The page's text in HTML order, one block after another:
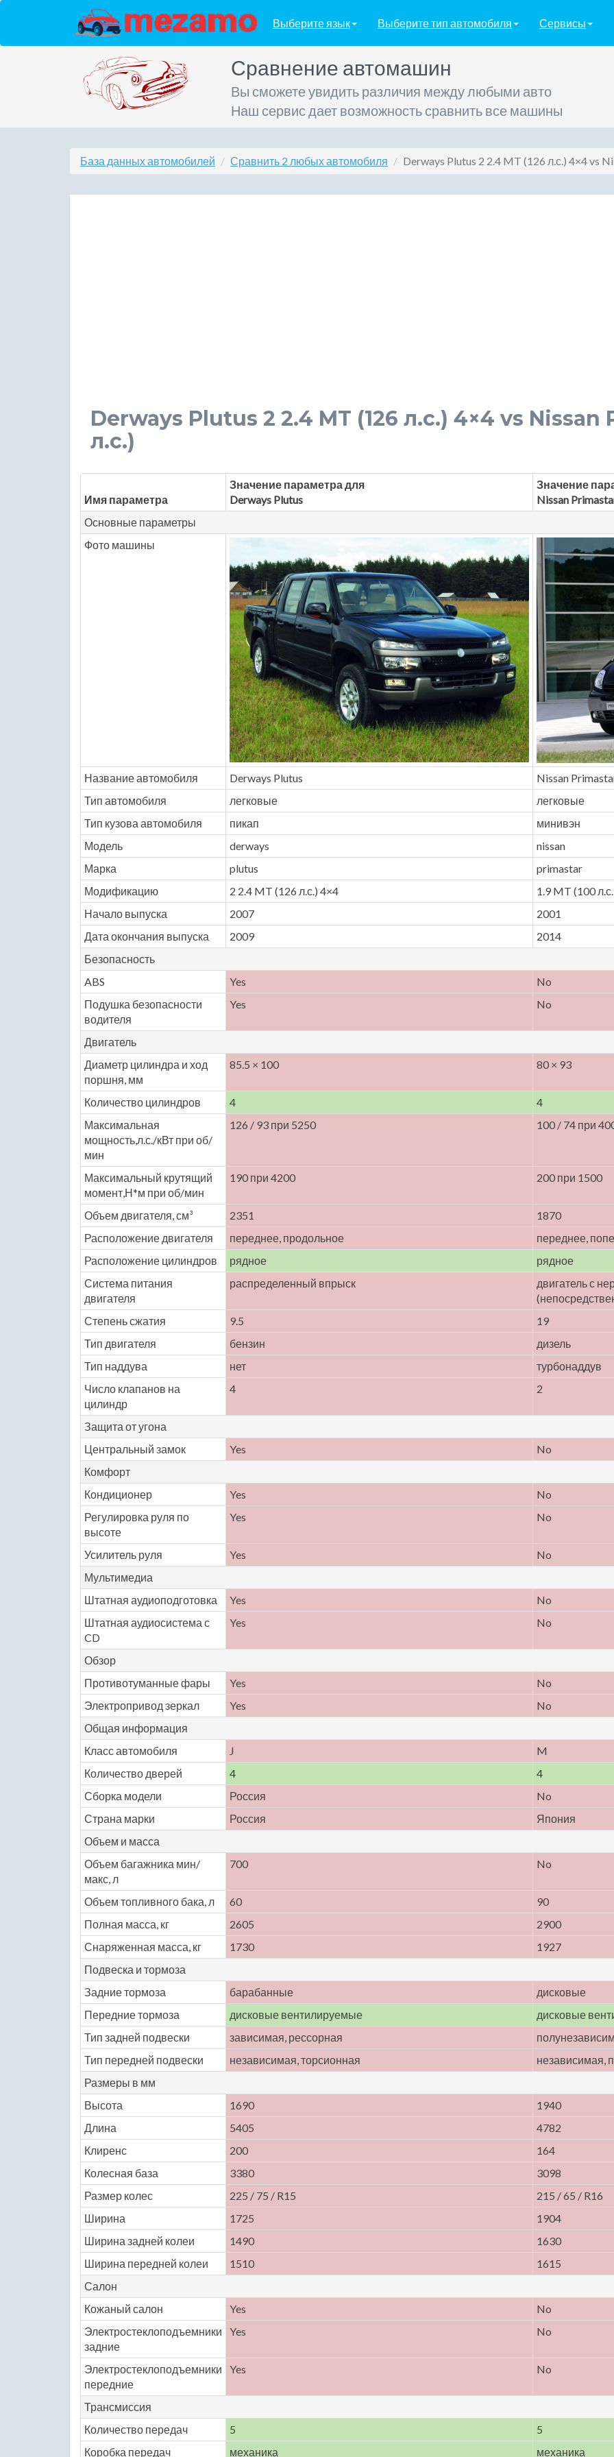
Выберите язык Выберите тип автомобиля Сервисы
Сравнение автомашин
Вы сможете увидить различия между любыми авто
Наш сервис дает возможность сравнить все машины
База данных автомобилей Сравнить 2 любых автомобиля Derways Plutus 2 2.4 MT (126 л.с.) 4×4 vs
Derways Plutus 2 2.4 MT (126 л.с.) 4×4 vs Nissan
л.с.)
Имя параметра
Значение параметра для
Derways Plutus
Значение
Nissan
Основные параметры
Фото машины
Название автомобиля Derways Plutus
Nissan
Тип автомобиля
легковые
легковые
Тип кузова автомобиля
пикап
минивэн
Модель
derways
nissan
Марка
plutus
primastar
Модификацию
2 2.4 MT (126 л.с.) 4×4
1.9 MT (100
Начало выпуска
2007
2001
Дата окончания выпуска
2009
2014
Безопасность
ABS
Yes
No
Подушка безопасности
водителя
Yes No
Двигатель
Диаметр цилиндра и ход
поршня, мм
85.5 × 100 80 × 93
Количество цилиндров 4
4
Максимальная
мощность,л.с./кВт при об/
мин
126 / 93 при 5250 100 / 74 при
Максимальный крутящий
момент,Н*м при об/мин
190 при 4200 200 при 1500
Объем двигателя, см³ 2351
1870
Расположение двигателя
переднее, продольное
переднее,
Расположение цилиндров
рядное
рядное
Система питания
двигателя
распределенный впрыск
двигатель с
Степень сжатия
9.5
19
Тип двигателя
бензин
дизель
Тип наддува
нет
турбонаддув
Число клапанов на
цилиндр
4 2
Защита от угона
Центральный замок
Yes
No
Комфорт
Кондиционер
Yes
No
Регулировка руля по
высоте
Yes No
Усилитель руля Yes
No
Мультимедиа
Штатная аудиоподготовка
Yes
No
Штатная аудиосистема с
CD
Yes No
Обзор
Противотуманные фары
Yes
No
Электропривод зеркал
Yes
No
Общая информация
Класс автомобиля
J
M
Количество дверей
4
4
Сборка модели
Россия
No
Страна марки
Россия
Япония
Объем и масса
Объем багажника мин/
макс, л
700 No
Объем топливного бака, л 60
90
Полная масса, кг
2605
2900
Снаряженная масса, кг
1730
1927
Подвеска и тормоза
Задние тормоза
барабанные
дисковые
Передние тормоза
дисковые вентилируемые
дисковые
Тип задней подвески
зависимая, рессорная
Тип передней подвески
независимая, торсионная
независимая,
Размеры в мм
Высота
1690
1940
Длина
5405
4782
Клиренс
200
164
Колесная база
3380
3098
Размер колес
225 / 75 / R15
215 / 65 / R16
Ширина
1725
1904
Ширина задней колеи
1490
1630
Ширина передней колеи
1510
1615
Салон
Кожаный салон
Yes
No
Электростеклоподъемники
задние
Yes No
Электростеклоподъемники
передние
Yes No
Трансмиссия
Количество передач
5
5
Коробка передач
механика механика